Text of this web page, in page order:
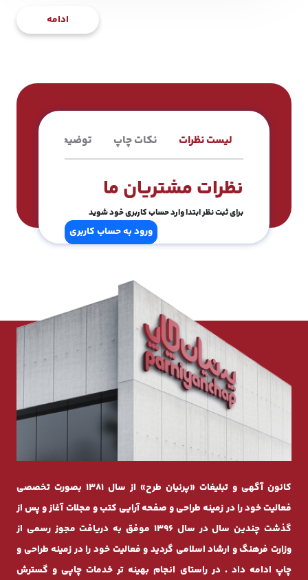
ادامه
لیست نظرات نکات چاپ توضیحات محصول
نظرات مشتریان ما
برای ثبت نظر ابتدا وارد حساب کاربری خود شوید
ورود به حساب کاربری
کانون آگهی و تبلیغات «پرنیان طرح» از سال 1381 بصورت تخصصی
فعالیت خود را در زمینه طراحی و صفحه ‌آرایی کتب و مجلات آغاز و پس از
گذشت چندیـن سال در سال 1396 موفق به دریافت مجوز رسمی از
وزارت فرهنگ و ارشاد اسلامی گردید و فعالیت خود را در زمینه طراحی و
چاپ ادامه داد . در راستای انجام بهینه ‌تر خدمات چاپی و گسترش